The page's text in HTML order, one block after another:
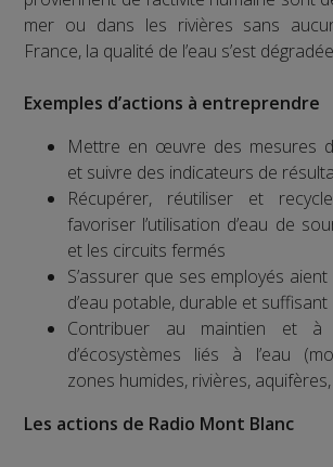
mer ou dans les rivières sans
France, la qualité de l’eau s’est
Exemples d’actions à entreprendre
Mettre en œuvre des mesures
et suivre des indicateurs de
Récupérer, réutiliser et
favoriser l’utilisation d’eau de
et les circuits fermés
S’assurer que ses employés
d’eau potable, durable et suffisant
Contribuer au maintien et à
d’écosystèmes liés à l’eau
zones humides, rivières,
Les actions de Radio Mont Blanc